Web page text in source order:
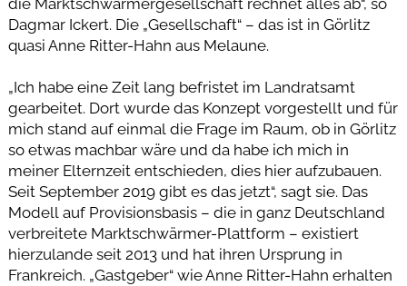
die Marktschwärmergesellschaft rechnet alles ab“, so
Dagmar Ickert. Die „Gesellschaft“ – das ist in Görlitz
quasi Anne Ritter-Hahn aus Melaune.
„Ich habe eine Zeit lang befristet im Landratsamt
gearbeitet. Dort wurde das Konzept vorgestellt und für
mich stand auf einmal die Frage im Raum, ob in Görlitz
so etwas machbar wäre und da habe ich mich in
meiner Elternzeit entschieden, dies hier aufzubauen.
Seit September 2019 gibt es das jetzt“, sagt sie. Das
Modell auf Provisionsbasis – die in ganz Deutschland
verbreitete Marktschwärmer-Plattform – existiert
hierzulande seit 2013 und hat ihren Ursprung in
Frankreich. „Gastgeber“ wie Anne Ritter-Hahn erhalten